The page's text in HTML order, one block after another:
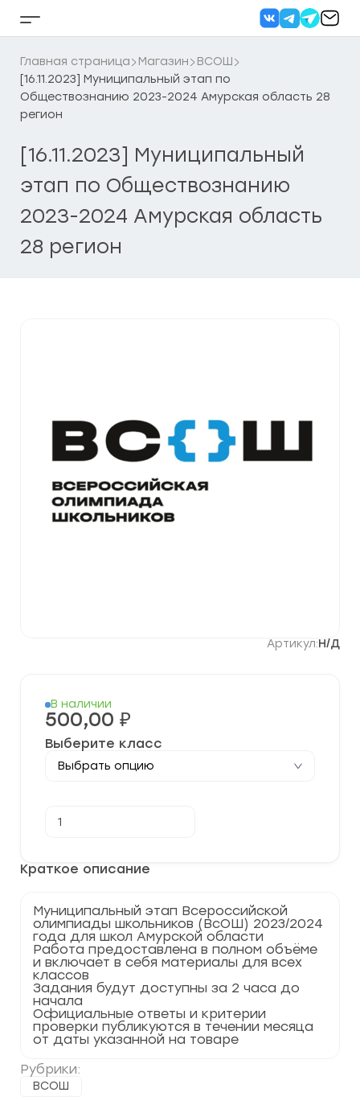
Кнопка
бокового
меню
Главная страница Магазин
ВСОШ
[16.11.2023] Муниципальный этап по
Обществознанию 2023-2024 Амурская область 28
регион
[16.11.2023] Муниципальный
этап по Обществознанию
2023-2024 Амурская область
28 регион
Артикул:Н/Д
Краткое описание
Муниципальный этап Всероссийской
олимпиады школьников (ВсОШ) 2023/2024
года для школ Амурской области
Работа предоставлена в полном объёме
и включает в себя материалы для всех
классов
Задания будут доступны за 2 часа до
начала
Официальные ответы и критерии
проверки публикуются в течении месяца
от даты указанной на товаре
Рубрики:
ВСОШ
В наличии
500,00 ₽
Выберите класс
товара
этап
по
2024
Амурская
область
28
регион